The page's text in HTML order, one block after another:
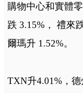
購物中心和實體
跌 3.15%， 禮來
爾瑪升 1.52%。
TXN升4.01%，